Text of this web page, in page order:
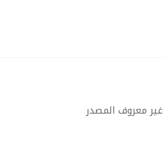
غير معروف المصدر